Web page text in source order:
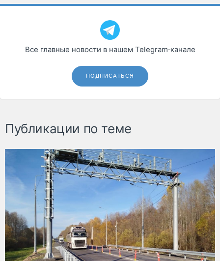
Все главные новости в нашем Telegram‑канале
ПОДПИСАТЬСЯ
Публикации по теме